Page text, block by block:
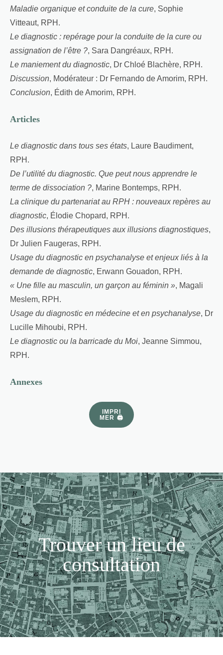
Maladie organique et conduite de la cure, Sophie
Vitteaut, RPH.
Le diagnostic : repérage pour la conduite de la cure ou
assignation de l’être ?, Sara Dangréaux, RPH.
Le maniement du diagnostic, Dr Chloé Blachère, RPH.
Discussion, Modérateur : Dr Fernando de Amorim, RPH.
Conclusion, Édith de Amorim, RPH.
Articles
Le diagnostic dans tous ses états, Laure Baudiment,
RPH.
De l’utilité du diagnostic. Que peut nous apprendre le
terme de dissociation ?, Marine Bontemps, RPH.
La clinique du partenariat au RPH : nouveaux repères au
diagnostic, Élodie Chopard, RPH.
Des illusions thérapeutiques aux illusions diagnostiques,
Dr Julien Faugeras, RPH.
Usage du diagnostic en psychanalyse et enjeux liés à la
demande de diagnostic, Erwann Gouadon, RPH.
« Une fille au masculin, un garçon au féminin », Magali
Meslem, RPH.
Usage du diagnostic en médecine et en psychanalyse, Dr
Lucille Mihoubi, RPH.
Le diagnostic ou la barricade du Moi, Jeanne Simmou,
RPH.
Annexes
IMPRI
MER 🖨
Trouver un lieu de
consultation